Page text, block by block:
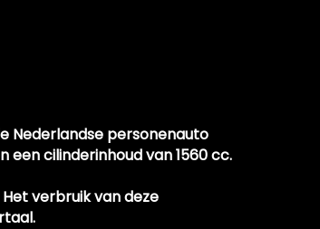
16"
achter
Nederlandse personenauto
een cilinderinhoud van 1560 cc.
verbruik van deze